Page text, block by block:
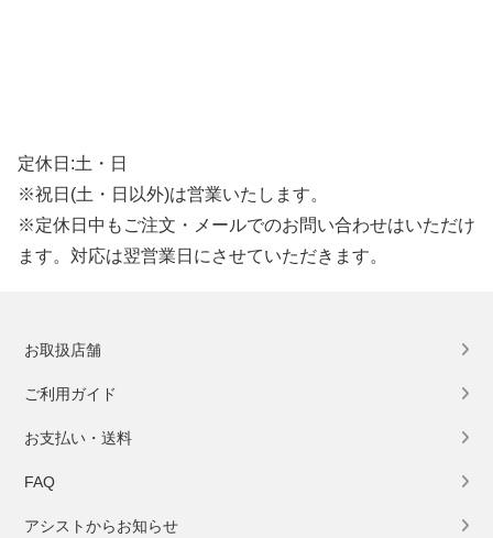
定休日:土・日
※祝日(土・日以外)は営業いたします。
※定休日中もご注文・メールでのお問い合わせはいただけ
ます。対応は翌営業日にさせていただきます。
お取扱店舗
ご利用ガイド
お支払い・送料
FAQ
アシストからお知らせ